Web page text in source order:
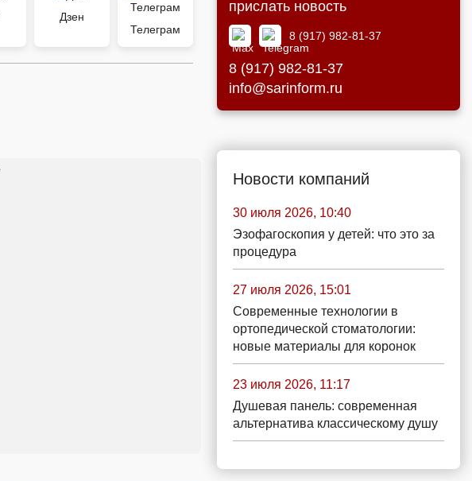
Дзен
Телеграм
прислать новость
8 (917) 982-81-37
8 (917) 982-81-37
info@sarinform.ru
Новости компаний
30 июля 2026, 10:40
Эзофагоскопия у детей: что это за
процедура
27 июля 2026, 15:01
Современные технологии в
ортопедической стоматологии:
новые материалы для коронок
23 июля 2026, 11:17
Душевая панель: современная
альтернатива классическому душу